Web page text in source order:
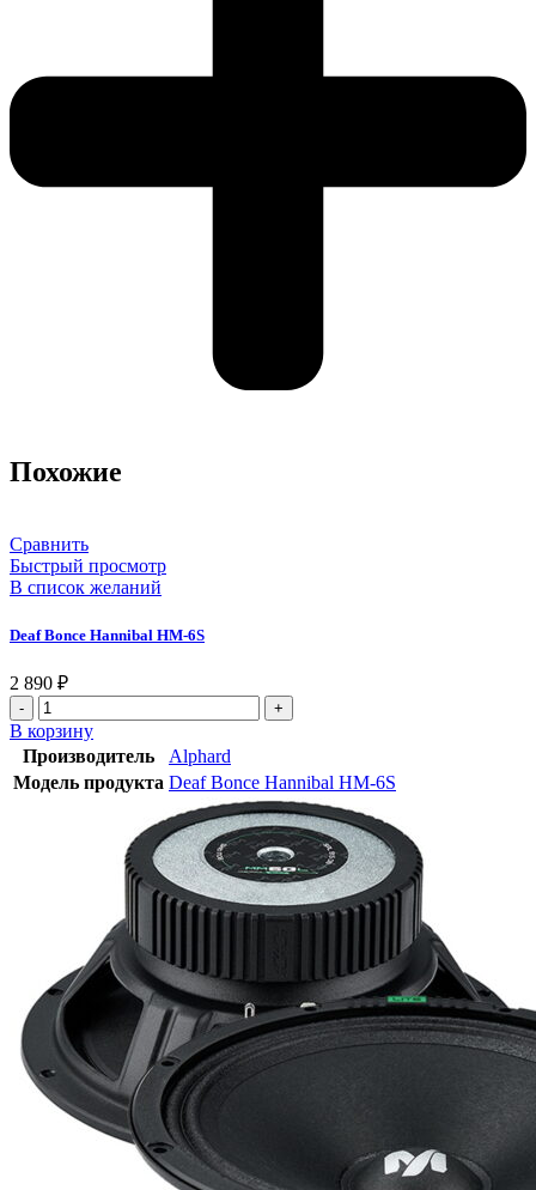
Похожие
Сравнить
Быстрый просмотр
В список желаний
Deaf Bonce Hannibal HM-6S
2 890 ₽
В корзину
Производитель
Alphard
Модель продукта Deaf Bonce Hannibal HM-6S